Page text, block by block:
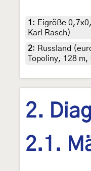
1 : Eigröße
Karl Rasch)
2: Russland
Topoliny, 128
2.
2.1.